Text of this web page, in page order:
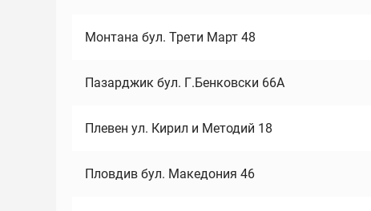
Монтана бул. Трети Март 48
Пазарджик бул. Г.Бенковски 66А
Плевен ул. Кирил и Методий 18
Пловдив бул. Македония 46